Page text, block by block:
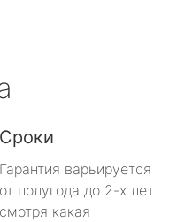
Сроки
Гарантия варьируется
от полугода до 2-х лет
смотря какая